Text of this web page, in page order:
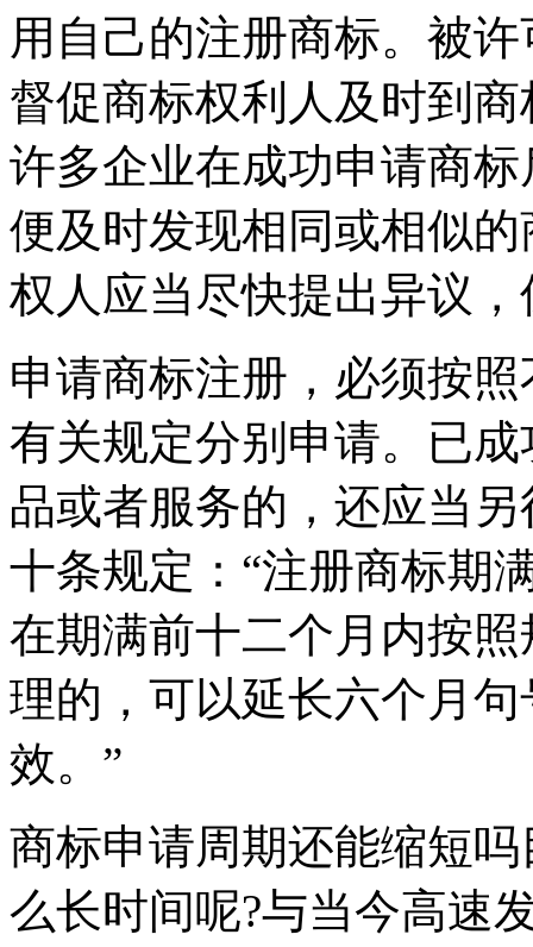
用自己的注册商标。被
督促商标权利人及时到
许多企业在成功申请商
便及时发现相同或相似
权人应当尽快提出异议
申请商标注册，必须按
有关规定分别申请。已
品或者服务的，还应当
十条规定：“注册商标期
在期满前十二个月内按
理的，可以延长六个月
效。”
商标申请周期还能缩短
么长时间呢?与当今高速